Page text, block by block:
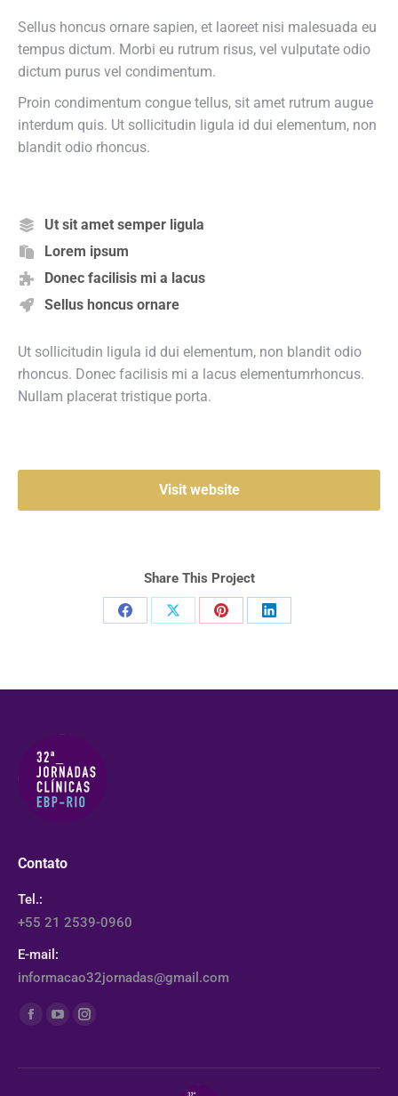
Sellus honcus ornare sapien, et laoreet nisi malesuada eu
tempus dictum. Morbi eu rutrum risus, vel vulputate odio
dictum purus vel condimentum.
Proin condimentum congue tellus, sit amet rutrum augue
interdum quis. Ut sollicitudin ligula id dui elementum, non
blandit odio rhoncus.
Ut sit amet semper ligula
Lorem ipsum
Donec facilisis mi a lacus
Sellus honcus ornare
Ut sollicitudin ligula id dui elementum, non blandit odio
rhoncus. Donec facilisis mi a lacus elementumrhoncus.
Nullam placerat tristique porta.
Visit website
Share This Project
CompartilharCompartilharCompartilharCompartilhar
Contato
Tel.:
+55 21 2539-0960
E-mail:
informacao32jornadas@gmail.com
Encontre-nos em:
Facebook
opens
YouTube
opens
Instagram
opens